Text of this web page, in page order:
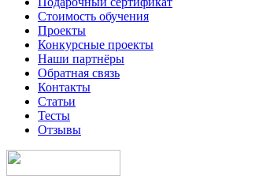
Стоимость обучения
Проекты
Конкурсные проекты
Наши партнёры
Обратная связь
Контакты
Статьи
Тесты
Отзывы